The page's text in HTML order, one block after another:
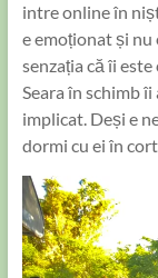
intre online în
e emoționat și nu
senzația că îi
Seara în schimb
implicat. Deși e
dormi cu ei în